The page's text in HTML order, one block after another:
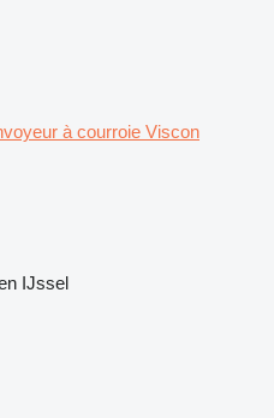
à courroie Viscon
IJssel